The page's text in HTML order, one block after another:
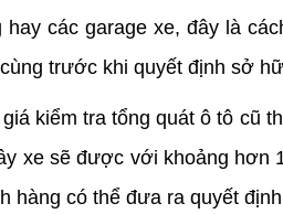
hay các garage xe, đây là
trước khi quyết định sở
kiểm tra tổng quát ô tô cũ
xe sẽ được với khoảng hơn
hàng có thể đưa ra quyết